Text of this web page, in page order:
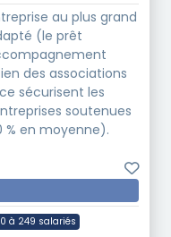
au plus grand
(le prêt
des associations
sécurisent les
soutenues
% en moyenne).
à 249 salariés